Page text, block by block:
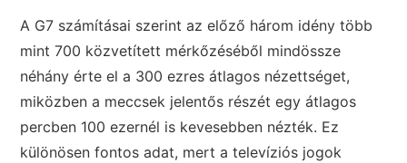
A G7 számításai szerint az előző három idény több
mint 700 közvetített mérkőzéséből mindössze
néhány érte el a 300 ezres átlagos nézettséget,
miközben a meccsek jelentős részét egy átlagos
percben 100 ezernél is kevesebben nézték. Ez
különösen fontos adat, mert a televíziós jogok